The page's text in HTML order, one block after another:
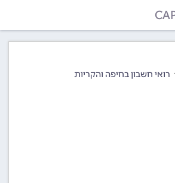
רואי חשבון בחיפה והקריות